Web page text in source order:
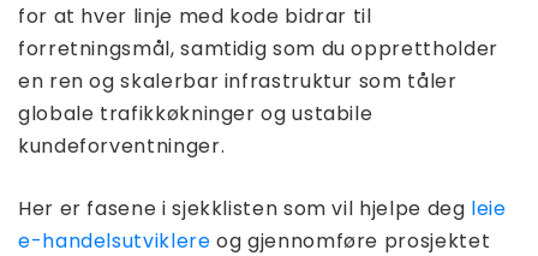
for at hver linje med kode bidrar til
forretningsmål, samtidig som du opprettholder
en ren og skalerbar infrastruktur som tåler
globale trafikkøkninger og ustabile
kundeforventninger.
Her er fasene i sjekklisten som vil hjelpe deg leie
e-handelsutviklere og gjennomføre prosjektet